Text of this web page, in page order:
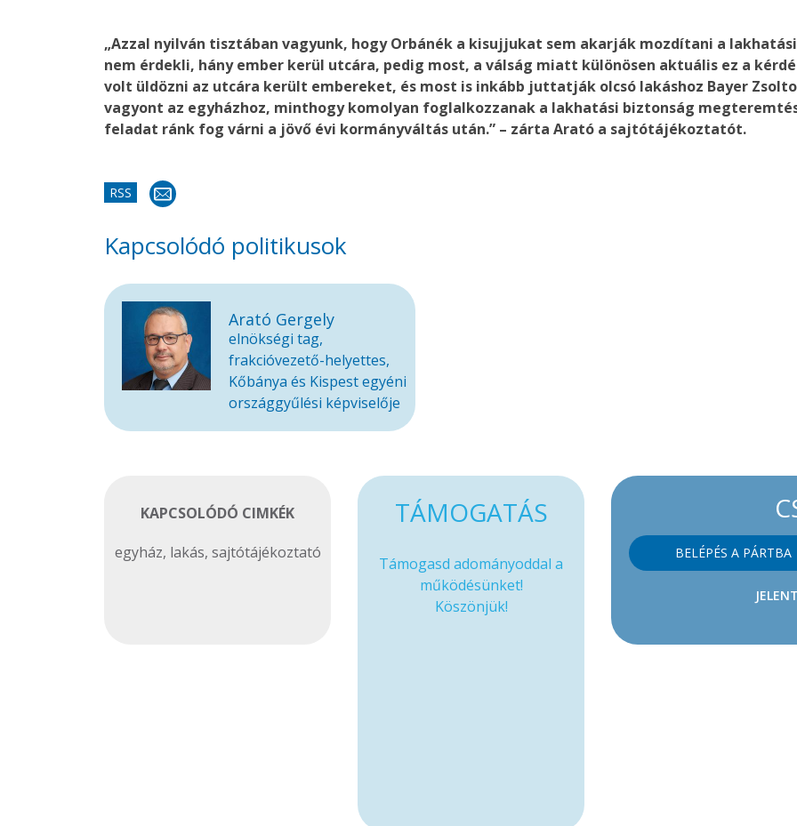
„Azzal nyilván tisztában vagyunk, hogy Orbánék a kisujjukat sem akarják mozdítani a
nem érdekli, hány ember kerül utcára, pedig most, a válság miatt különösen aktuális ez a
volt üldözni az utcára került embereket, és most is inkább juttatják olcsó lakáshoz Bayer
vagyont az egyházhoz, minthogy komolyan foglalkozzanak a lakhatási biztonság
feladat ránk fog várni a jövő évi kormányváltás után.” – zárta Arató a sajtótájékoztatót.
RSS
Kapcsolódó politikusok
Arató Gergely
elnökségi tag,
frakcióvezető-helyettes,
Kőbánya és Kispest egyéni
országgyűlési képviselője
KAPCSOLÓDÓ CIMKÉK
egyház, lakás, sajtótájékoztató BELÉPÉS A PÁRTBA
TÁMOGATÁS
Támogasd adományoddal a
működésünket!
Köszönjük!